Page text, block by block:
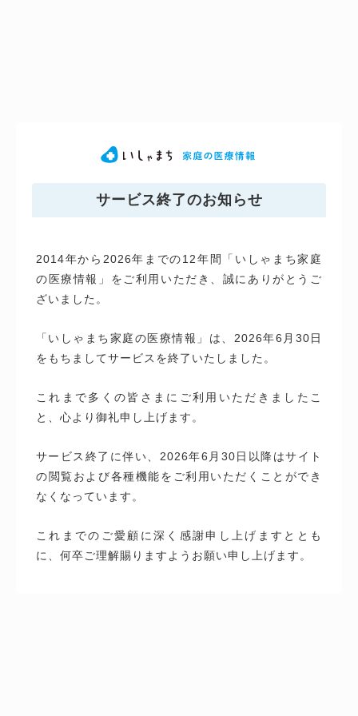
サービス終了のお知らせ
2014年から2026年までの12年間「いしゃまち家庭
の医療情報」をご利用いただき、誠にありがとうご
ざいました。
「いしゃまち家庭の医療情報」は、2026年6月30日
をもちましてサービスを終了いたしました。
これまで多くの皆さまにご利用いただきましたこ
と、心より御礼申し上げます。
サービス終了に伴い、2026年6月30日以降はサイト
の閲覧および各種機能をご利用いただくことができ
なくなっています。
これまでのご愛顧に深く感謝申し上げますととも
に、何卒ご理解賜りますようお願い申し上げます。